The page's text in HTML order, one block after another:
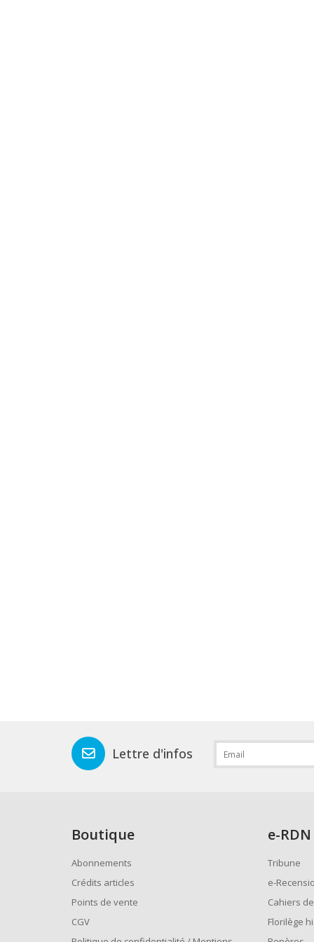
Lettre d'infos
Boutique
Abonnements
Crédits articles
Points de vente
CGV
e-RDN
Tribune
e-
Cahiers
Florilège